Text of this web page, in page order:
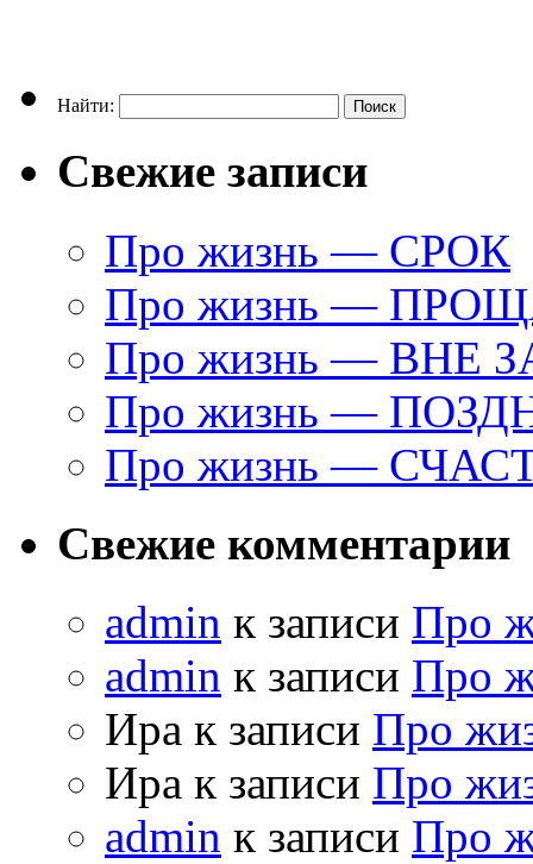
Найти:
Свежие записи
Про жизнь — СРОК
Про жизнь —
Про жизнь — ВНЕ
Про жизнь —
Про жизнь —
Свежие комментарии
admin к записи Про
admin к записи Про
Ира к записи Про
Ира к записи Про
admin к записи Про